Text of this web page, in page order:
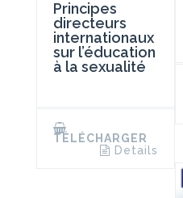
Principes
directeurs
internationaux
sur l’éducation
à la sexualité
TÉLÉCHARGER
Details